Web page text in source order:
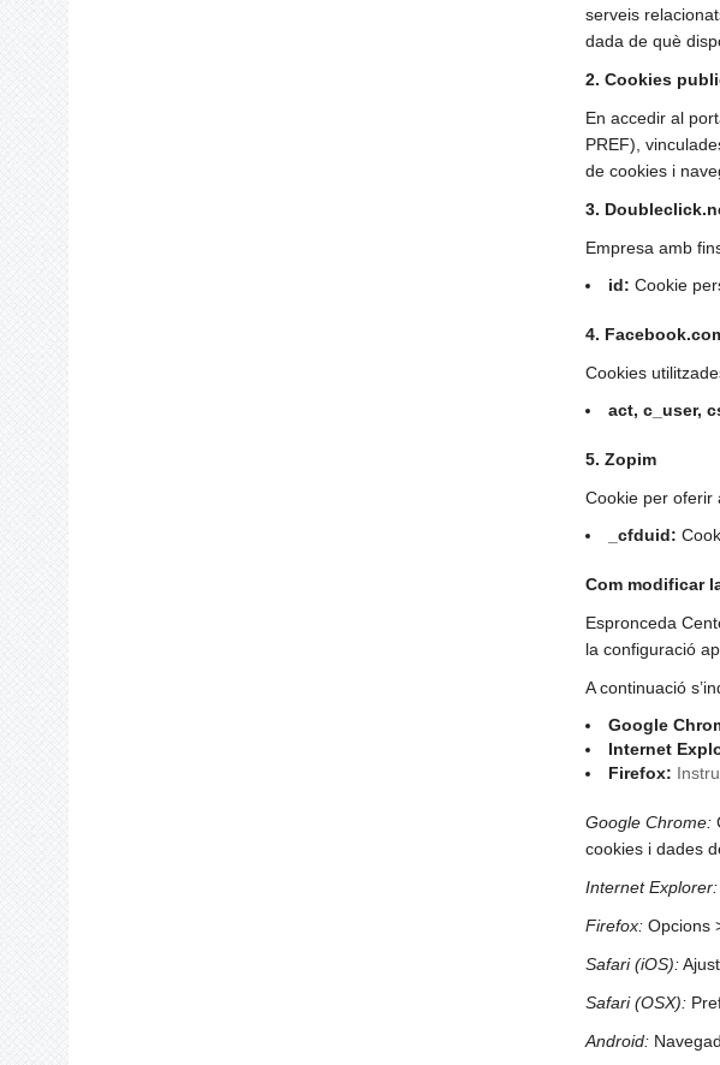
serveis
dada de què
2. Cookies
En accedir al
PREF),
de cookies i
3.
Empresa amb
id: Cookie
4.
Cookies
act, c_user,
5. Zopim
Cookie per oferir
_cfduid:
Com modificar
Espronceda
la configuració
A continuació
Google
Internet
Firefox:
Google Chrome:
cookies i dades
Internet Explorer:
Firefox: Opcions
Safari (iOS):
Safari (OSX):
Android: